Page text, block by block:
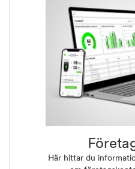
Här hittar du